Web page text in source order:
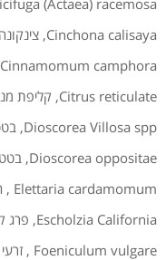
(Actaea) racemosa
Cinchona calisaya
, צינקונה
Cinnamomum camphora
Citrus reticulate
, קליפת
Dioscorea Villosa spp
,
Dioscorea oppositae
,
Elettaria cardamomum
,
Escholzia California
, פרג
Foeniculum vulgare
,